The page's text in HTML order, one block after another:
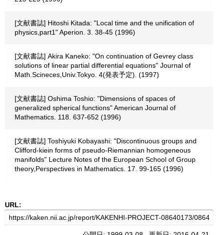
[文献書誌] Hitoshi Kitada: "Local time and the unification of
physics,part1" Aperion. 3. 38-45 (1996)
[文献書誌] Akira Kaneko: "On continuation of Gevrey class
solutions of linear partial differential equations" Journal of
Math.Scineces,Univ.Tokyo. 4(発表予定). (1997)
[文献書誌] Oshima Toshio: "Dimensions of spaces of
generalized spherical functions" American Journal of
Mathematics. 118. 637-652 (1996)
[文献書誌] Toshiyuki Kobayashi: "Discontinuous groups and
Clifford-kiein forms of pseudo-Riemannian homogeneous
manifolds" Lecture Notes of the European School of Group
theory,Perspectives in Mathematics. 17. 99-165 (1996)
URL: